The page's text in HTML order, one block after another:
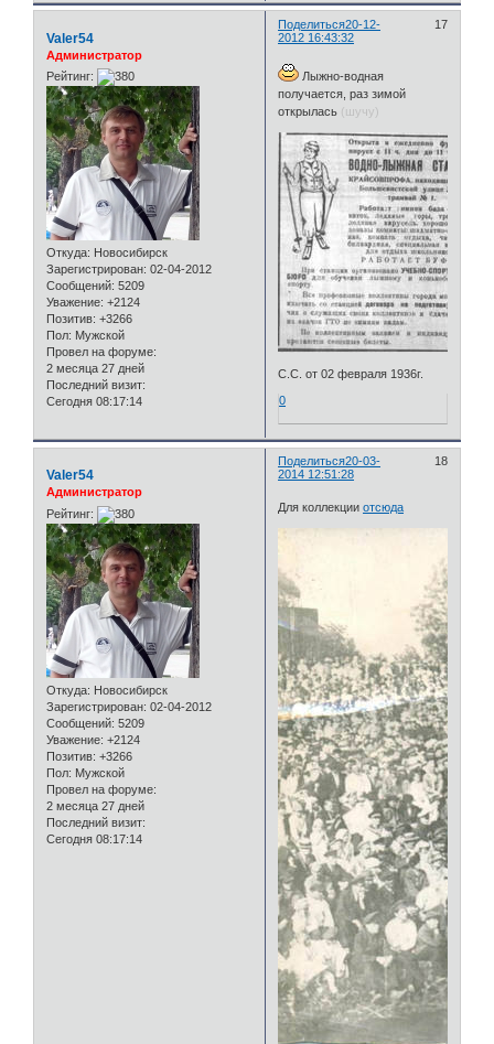
Поделиться 17
20-12-
2012 16:43:32
Valer54
Администратор
Рейтинг:
Откуда: Новосибирск
Зарегистрирован: 02-04-2012
Сообщений: 5209
Уважение: +2124
Позитив: +3266
Пол: Мужской
Провел на форуме:
2 месяца 27 дней
Последний визит:
Сегодня 08:17:14
Лыжно-водная
получается, раз зимой
открылась (шучу)
С.С. от 02 февраля 1936г.
0
Поделиться 18
20-03-
2014 12:51:28
Valer54
Администратор
Рейтинг:
Откуда: Новосибирск
Зарегистрирован: 02-04-2012
Сообщений: 5209
Уважение: +2124
Позитив: +3266
Пол: Мужской
Провел на форуме:
2 месяца 27 дней
Последний визит:
Сегодня 08:17:14
Для коллекцииотсюда